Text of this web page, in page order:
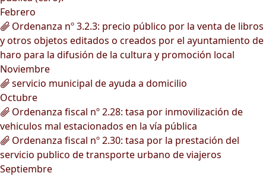
Febrero
Ordenanza nº 3.2.3: precio público por la venta de libros
y otros objetos editados o creados por el ayuntamiento de
haro para la difusión de la cultura y promoción local
Noviembre
servicio municipal de ayuda a domicilio
Octubre
Ordenanza fiscal nº 2.28: tasa por inmovilización de
vehiculos mal estacionados en la vía pública
Ordenanza fiscal nº 2.30: tasa por la prestación del
servicio publico de transporte urbano de viajeros
Septiembre